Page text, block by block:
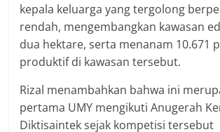
kepala keluarga yang tergolong
rendah, mengembangkan kawasan
dua hektare, serta menanam 10.671
produktif di kawasan tersebut.
Rizal menambahkan bahwa ini
pertama UMY mengikuti Anugerah
Diktisaintek sejak kompetisi tersebut